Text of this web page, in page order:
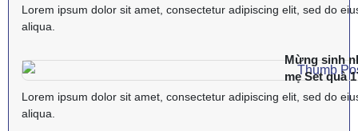
Lorem ipsum dolor sit amet, consectetur adipiscing elit, sed do
aliqua.
Mừng sinh
mẹ Set quà
Lorem ipsum dolor sit amet, consectetur adipiscing elit, sed do
aliqua.